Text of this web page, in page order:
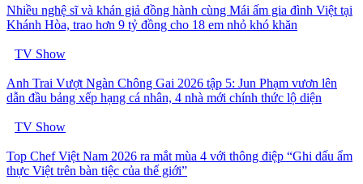
Nhiều nghệ sĩ và khán giả đồng hành cùng Mái ấm gia đình Việt tại
Khánh Hòa, trao hơn 9 tỷ đồng cho 18 em nhỏ khó khăn
TV Show
Anh Trai Vượt Ngàn Chông Gai 2026 tập 5: Jun Phạm vươn lên
dẫn đầu bảng xếp hạng cá nhân, 4 nhà mới chính thức lộ diện
TV Show
Top Chef Việt Nam 2026 ra mắt mùa 4 với thông điệp “Ghi dấu ẩm
thực Việt trên bàn tiệc của thế giới”